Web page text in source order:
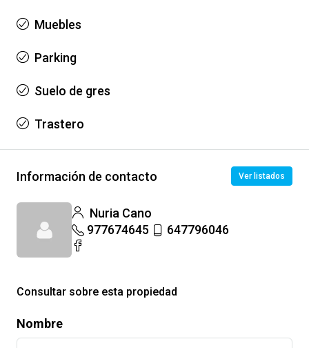
Muebles
Parking
Suelo de gres
Trastero
Información de contacto Ver listados
Nuria Cano
977674645
647796046
Consultar sobre esta propiedad
Nombre